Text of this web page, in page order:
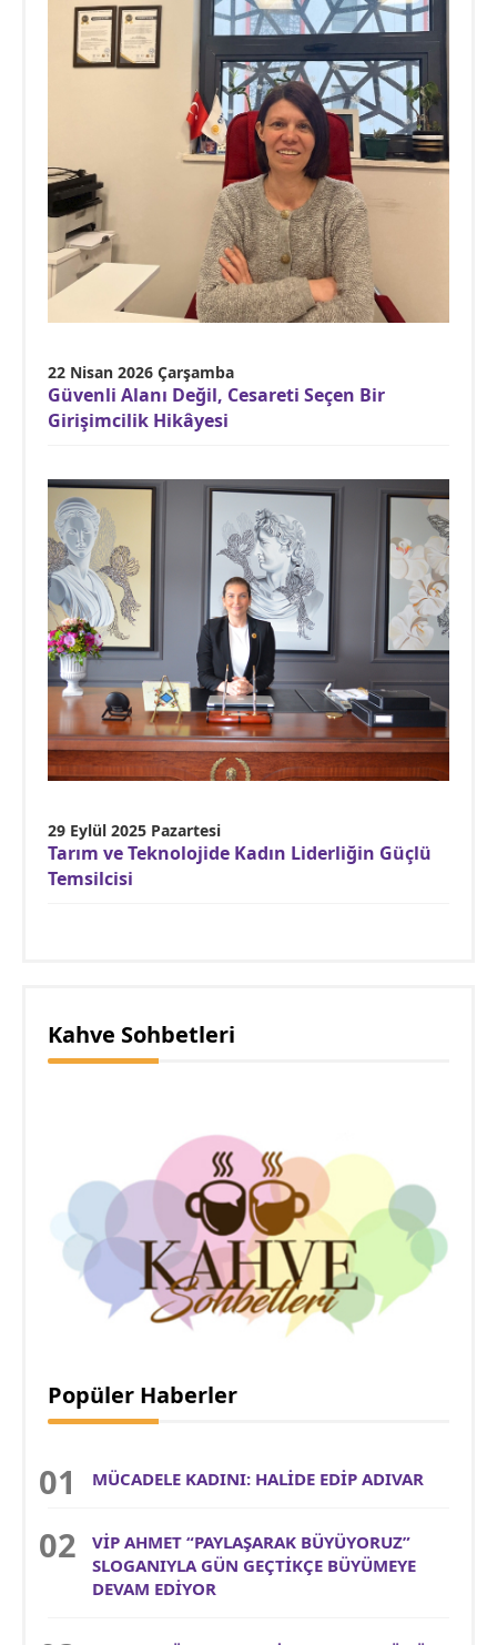
22 Nisan 2026 Çarşamba
Güvenli Alanı Değil, Cesareti Seçen Bir
Girişimcilik Hikâyesi
29 Eylül 2025 Pazartesi
Tarım ve Teknolojide Kadın Liderliğin Güçlü
Temsilcisi
Kahve Sohbetleri
Popüler Haberler
MÜCADELE KADINI: HALİDE EDİP ADIVAR
VİP AHMET “PAYLAŞARAK BÜYÜYORUZ”
SLOGANIYLA GÜN GEÇTİKÇE BÜYÜMEYE
DEVAM EDİYOR